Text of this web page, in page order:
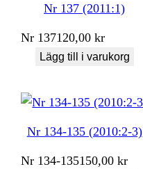
Nr 137 (2011:1)
Nr 137120,00kr
Lägg till i varukorg
Nr 134-135 (2010:2-3)
Nr 134-135150,00kr